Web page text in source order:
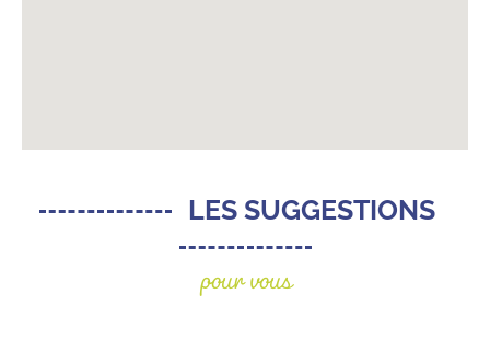
LES SUGGESTIONS
pour vous